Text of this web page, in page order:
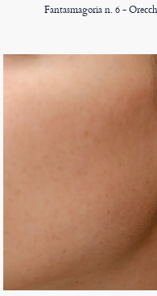
Fantasmagoria n. 6 -